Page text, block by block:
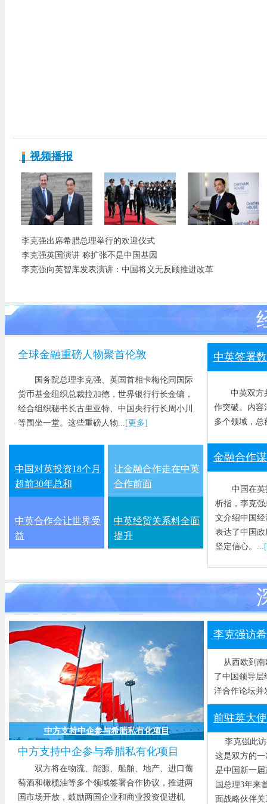
视频播报
理举行会谈:提升
中希关系水平
总理举行的欢迎
仪式
李克强出席希腊总理举行的欢迎仪式
李克强英国演讲 称扩张不是中国基因
李克强向英智库发表演讲：中国将义无反顾推进改革
全球金融重磅人物聚首伦敦
国务院总理李克强、英国首相卡梅伦同国际
货币基金组织总裁拉加德，世界银行行长金镛，
经合组织秘书长古里亚特、中国央行行长周小川
等围坐一堂。这些重磅人物... [更多]
中国对英投资18个月
超前30年总和
让金融合作走在中英
合作前面
中英合作会让世界受
益
中英经贸关系料全面
提升
中英签署
中英双方共
作突破。内容
多个领域，总
金融合作
中国在英投
析指，李克
文介绍中国
表达了中国
坚定信心。...
中方支持中企参与希腊私有化项目
中方支持中企参与希腊私有化项目
双方将在物流、能源、船舶、地产、进口葡
萄酒和橄榄油等多个领域签署合作协议，推进两
国市场开放，鼓励两国企业和商业投资促进机
李克强访
从西欧到南
了中国领导
洋合作论坛
前驻英大
李克强此访
这是双方的
是中国新一
国总理3年来
面战略伙伴